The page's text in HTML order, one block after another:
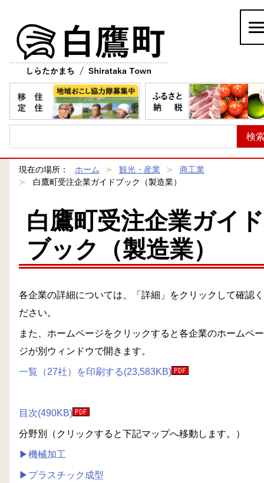
現在の場所： ホーム 観光・産業
商工業
白鷹町受注企業ガイドブック（製造業）
白鷹町受注企業ガイド
ブック（製造業）
各企業の詳細については、「詳細」をクリックして確認く
ださい。
また、ホームページをクリックすると各企業のホームペー
ジが別ウィンドウで開きます。
一覧（27社）を印刷する(23,583KB)
目次(490KB)
分野別（クリックすると下記マップへ移動します。）
▶機械加工
▶プラスチック成型